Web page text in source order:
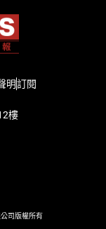
明訂閱
樓
司版權所有